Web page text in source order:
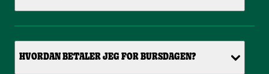
HVORDAN BETALER JEG FOR BURSDAGEN?